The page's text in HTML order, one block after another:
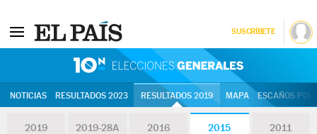
SUSCRÍBETE
NOTICIAS RESULTADOS 2023 RESULTADOS 2019 MAPA ESCAÑOS
2019 2019-28A 2016 2015 2011